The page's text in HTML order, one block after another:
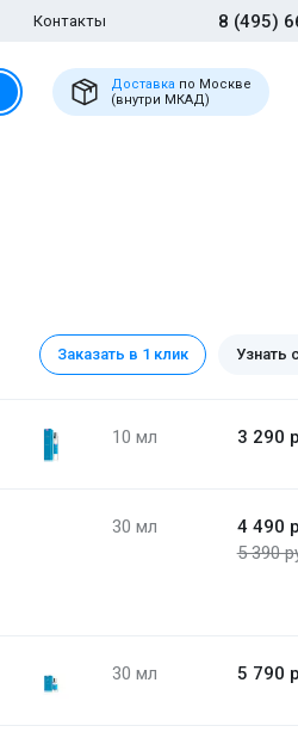
Контакты 8 (495)
Доставка по Москве
(внутри МКАД)
Заказать в 1 клик Узнать
3 290
10 мл
4 490
5 390
30 мл
5 790
30 мл